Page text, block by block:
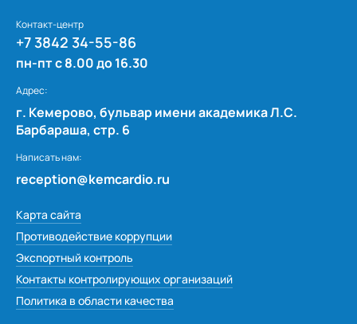
Контакт-центр
+7 3842 34-55-86
пн-пт с 8.00 до 16.30
Адрес:
г. Кемерово, бульвар имени академика Л.С.
Барбараша, стр. 6
Написать нам:
reception@kemcardio.ru
Карта сайта
Противодействие коррупции
Экспортный контроль
Контакты контролирующих организаций
Политика в области качества